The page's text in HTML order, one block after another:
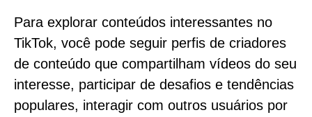
Para explorar conteúdos interessantes no
TikTok, você pode seguir perfis de criadores
de conteúdo que compartilham vídeos do seu
interesse, participar de desafios e tendências
populares, interagir com outros usuários por